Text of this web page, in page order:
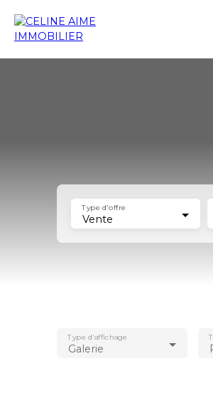
Vente
Type d'offre
Galerie
Type d'affichage